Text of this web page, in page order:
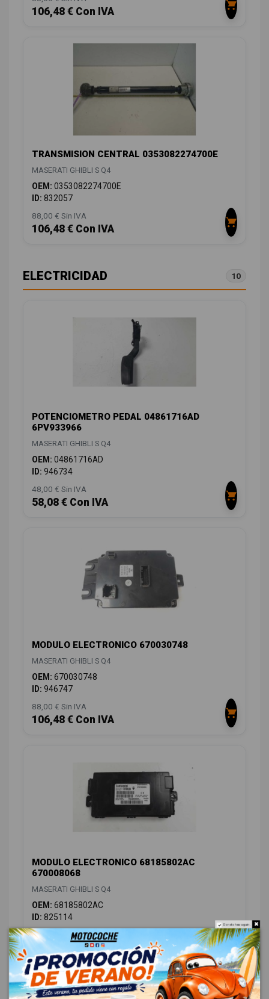
106,48 € Con IVA
TRANSMISION CENTRAL 0353082274700E
MASERATI GHIBLI S Q4
OEM: 0353082274700E
ID: 832057
88,00 € Sin IVA
106,48 € Con IVA
ELECTRICIDAD 10
POTENCIOMETRO PEDAL 04861716AD
6PV933966
MASERATI GHIBLI S Q4
OEM: 04861716AD
ID: 946734
48,00 € Sin IVA
58,08 € Con IVA
MODULO ELECTRONICO 670030748
MASERATI GHIBLI S Q4
OEM: 670030748
ID: 946747
88,00 € Sin IVA
106,48 € Con IVA
MODULO ELECTRONICO 68185802AC
670008068
MASERATI GHIBLI S Q4
OEM: 68185802AC
ID: 825114
48,00 € Sin IVA
58,08 € Con IVA
Do not show again.